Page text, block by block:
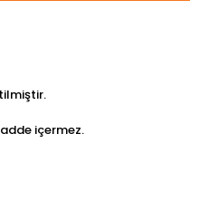
içermez.